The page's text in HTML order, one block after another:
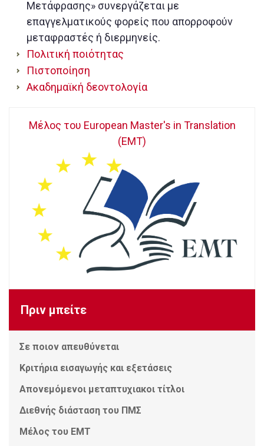
Μετάφρασης» συνεργάζεται με
επαγγελματικούς φορείς που απορροφούν
μεταφραστές ή διερμηνείς.
Πολιτική ποιότητας
Πιστοποίηση
Ακαδημαϊκή δεοντολογία
Μέλος του European Master's in Translation
(EMT)
Πριν μπείτε
Σε ποιον απευθύνεται
Κριτήρια εισαγωγής και εξετάσεις
Απονεμόμενοι μεταπτυχιακοι τίτλοι
Διεθνής διάσταση του ΠΜΣ
Μέλος του ΕΜΤ